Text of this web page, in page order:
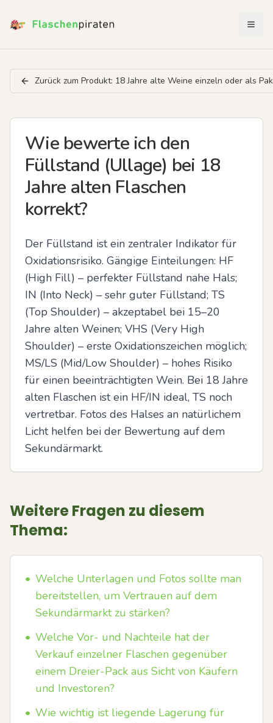
Zurück zum Produkt: 18 Jahre alte Weine einzeln oder als
Wie bewerte ich den
Füllstand (Ullage) bei 18
Jahre alten Flaschen
korrekt?
Der Füllstand ist ein zentraler Indikator für
Oxidationsrisiko. Gängige Einteilungen: HF
(High Fill) – perfekter Füllstand nahe Hals;
IN (Into Neck) – sehr guter Füllstand; TS
(Top Shoulder) – akzeptabel bei 15–20
Jahre alten Weinen; VHS (Very High
Shoulder) – erste Oxidationszeichen möglich;
MS/LS (Mid/Low Shoulder) – hohes Risiko
für einen beeinträchtigten Wein. Bei 18 Jahre
alten Flaschen ist ein HF/IN ideal, TS noch
vertretbar. Fotos des Halses an natürlichem
Licht helfen bei der Bewertung auf dem
Sekundärmarkt.
Weitere Fragen zu diesem
Thema:
• Welche Unterlagen und Fotos sollte man
bereitstellen, um Vertrauen auf dem
Sekundärmarkt zu stärken?
• Welche Vor- und Nachteile hat der
Verkauf einzelner Flaschen gegenüber
einem Dreier-Pack aus Sicht von Käufern
und Investoren?
• Wie wichtig ist liegende Lagerung für